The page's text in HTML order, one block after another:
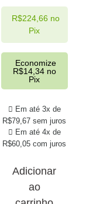
Em até 3x de
R$79,67 sem juros
Em até 4x de
R$60,05 com juros
R$224,66 no
Pix
Economize
R$14,34no
Pix
Adicionar
ao